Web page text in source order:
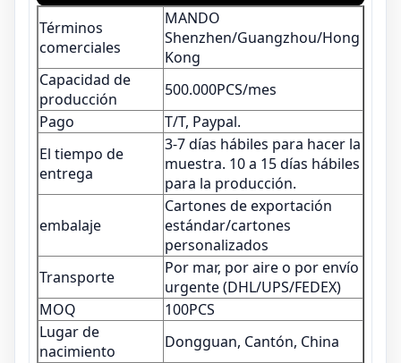
Términos
comerciales
MANDO
Shenzhen/Guangzhou/Hong
Kong
Capacidad de
producción
500.000PCS/mes
Pago
T/T, Paypal.
El tiempo de
entrega
3-7 días hábiles para hacer la
muestra. 10 a 15 días hábiles
para la producción.
embalaje
Cartones de exportación
estándar/cartones
personalizados
Transporte
Por mar, por aire o por envío
urgente (DHL/UPS/FEDEX)
MOQ
100PCS
Lugar de
nacimiento
Dongguan, Cantón, China